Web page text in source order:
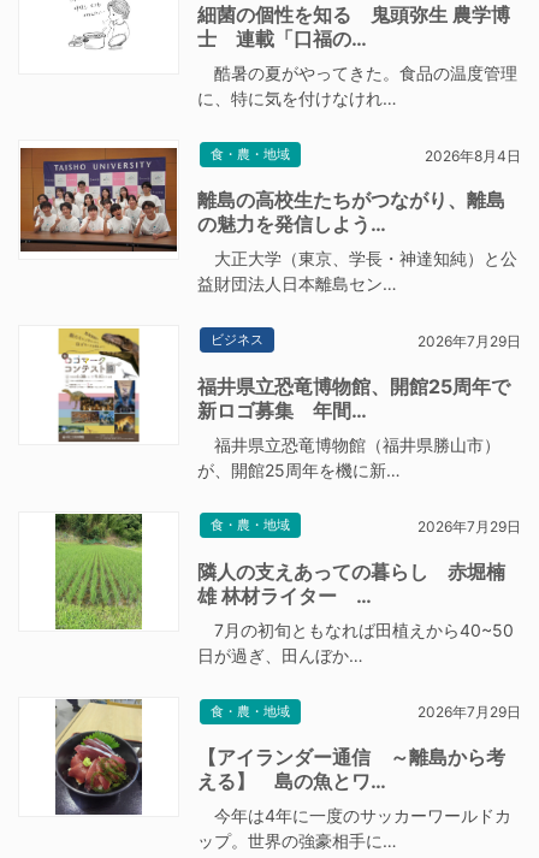
細菌の個性を知る 鬼頭弥生 農学博
士 連載「口福の…
酷暑の夏がやってきた。食品の温度管理
に、特に気を付けなけれ…
食・農・地域 2026年8月4日
離島の高校生たちがつながり、離島
の魅力を発信しよう…
大正大学（東京、学長・神達知純）と公
益財団法人日本離島セン…
ビジネス 2026年7月29日
福井県立恐竜博物館、開館25周年で
新ロゴ募集 年間…
福井県立恐竜博物館（福井県勝山市）
が、開館25周年を機に新…
食・農・地域 2026年7月29日
隣人の支えあっての暮らし 赤堀楠
雄 林材ライター …
7月の初旬ともなれば田植えから40~50
日が過ぎ、田んぼか…
食・農・地域 2026年7月29日
【アイランダー通信 ～離島から考
える】 島の魚とワ…
今年は4年に一度のサッカーワールドカ
ップ。世界の強豪相手に…